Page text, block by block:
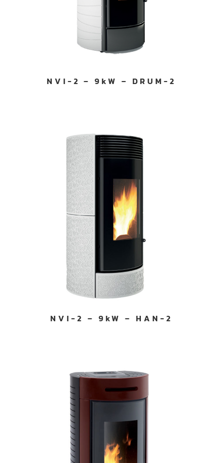
NVI-2 – 9kW – DRUM-2
NVI-2 – 9kW – HAN-2